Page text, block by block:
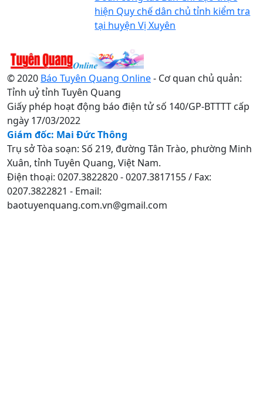
hiện Quy chế dân chủ tỉnh kiểm tra
tại huyện Vị Xuyên
© 2020 Báo Tuyên Quang Online- Cơ quan chủ quản:
Tỉnh uỷ tỉnh Tuyên Quang
Giấy phép hoạt động báo điện tử số 140/GP-BTTTT cấp
ngày 17/03/2022
Giám đốc: Mai Đức Thông
Trụ sở Tòa soạn: Số 219, đường Tân Trào, phường Minh
Xuân, tỉnh Tuyên Quang, Việt Nam.
Điện thoại: 0207.3822820 - 0207.3817155 / Fax:
0207.3822821 - Email:
baotuyenquang.com.vn@gmail.com